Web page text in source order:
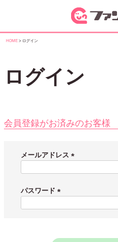
HOME ログイン
ログイン
会員登録がお済みのお客様
メールアドレス
)
パスワード